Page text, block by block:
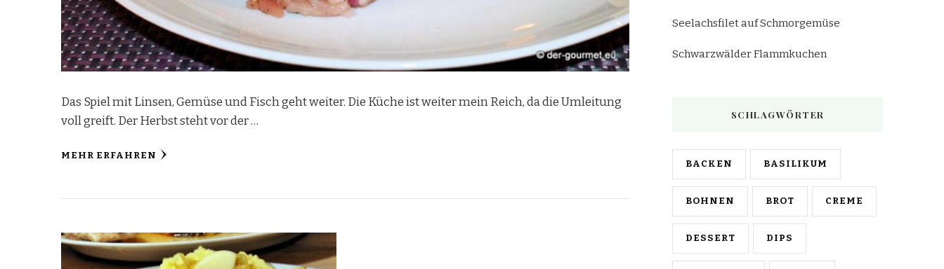
Das Spiel mit Linsen, Gemüse und Fisch geht weiter. Die Küche ist weiter mein Reich, da die Umleitung
voll greift. Der Herbst steht vor der …
MEHR ERFAHREN
Seelachsfilet auf Schmorgemüse
Schwarzwälder Flammkuchen
SCHLAGWÖRTER
BACKEN BASILIKUM
BOHNEN BROT CREME
DESSERT DIPS